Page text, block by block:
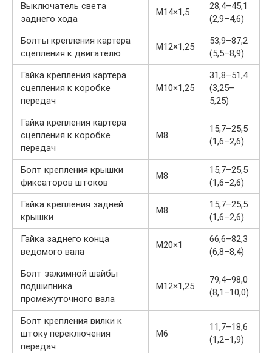
Выключатель света
заднего хода
М14×1,5
28,4–45,1
(2,9–4,6)
Болты крепления картера
сцепления к двигателю
М12×1,25
53,9–87,2
(5,5–8,9)
Гайка крепления картера
сцепления к коробке
передач
М10×1,25
31,8–51,4
(3,25–
5,25)
Гайка крепления картера
сцепления к коробке
передач
М8
15,7–25,5
(1,6–2,6)
Болт крепления крышки
фиксаторов штоков
М8
15,7–25,5
(1,6–2,6)
Гайка крепления задней
крышки
М8
15,7–25,5
(1,6–2,6)
Гайка заднего конца
ведомого вала
М20×1
66,6–82,3
(6,8–8,4)
Болт зажимной шайбы
подшипника
промежуточного вала
М12×1,25
79,4–98,0
(8,1–10,0)
Болт крепления вилки к
штоку переключения
передач
М6
11,7–18,6
(1,2–1,9)